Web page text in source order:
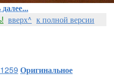
вверх^ к полной версии
Оригинальное